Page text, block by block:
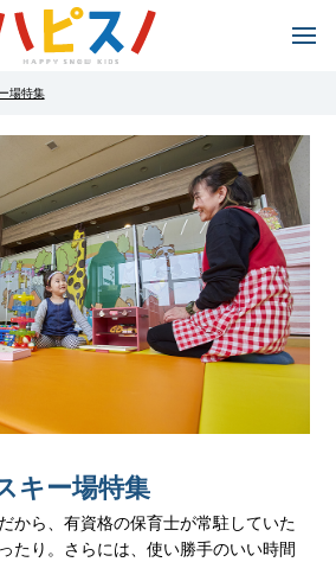
場特集
キー場特集
から、有資格の保育士が常駐していた
たり。さらには、使い勝手のいい時間